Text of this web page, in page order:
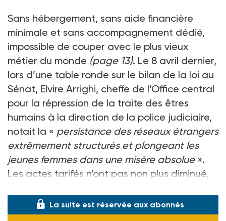
Sans hébergement, sans aide financière
minimale et sans accompagnement dédié,
impossible de couper avec le plus vieux
métier du monde (page 13). Le 8 avril dernier,
lors d’une table ronde sur le bilan de la loi au
Sénat, Elvire Arrighi, cheffe de l’Office central
pour la répression de la traite des êtres
humains à la direction de la police judiciaire,
notait la « persistance des réseaux étrangers
extrêmement structurés et plongeant les
jeunes femmes dans une misère absolue».
Les actes tarifés n’ont pas non plus diminué,
La suite est réservée aux abonnés